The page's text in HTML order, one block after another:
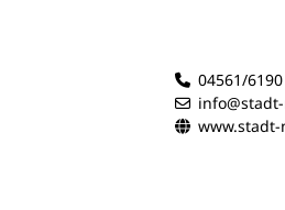
04561/6190